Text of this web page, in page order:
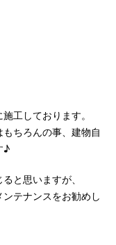
工しております。
ちろんの事、建物自
♪
と思いますが、
テナンスをお勧めし